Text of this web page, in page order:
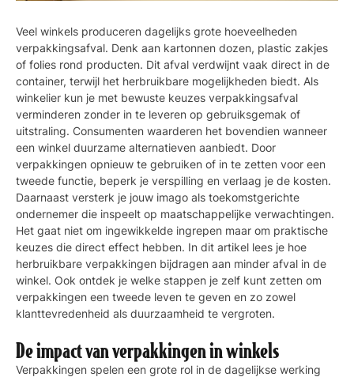
Veel winkels produceren dagelijks grote hoeveelheden
verpakkingsafval. Denk aan kartonnen dozen, plastic zakjes
of folies rond producten. Dit afval verdwijnt vaak direct in de
container, terwijl het herbruikbare mogelijkheden biedt. Als
winkelier kun je met bewuste keuzes verpakkingsafval
verminderen zonder in te leveren op gebruiksgemak of
uitstraling. Consumenten waarderen het bovendien wanneer
een winkel duurzame alternatieven aanbiedt. Door
verpakkingen opnieuw te gebruiken of in te zetten voor een
tweede functie, beperk je verspilling en verlaag je de kosten.
Daarnaast versterk je jouw imago als toekomstgerichte
ondernemer die inspeelt op maatschappelijke verwachtingen.
Het gaat niet om ingewikkelde ingrepen maar om praktische
keuzes die direct effect hebben. In dit artikel lees je hoe
herbruikbare verpakkingen bijdragen aan minder afval in de
winkel. Ook ontdek je welke stappen je zelf kunt zetten om
verpakkingen een tweede leven te geven en zo zowel
klanttevredenheid als duurzaamheid te vergroten.
De impact van verpakkingen in winkels
Verpakkingen spelen een grote rol in de dagelijkse werking